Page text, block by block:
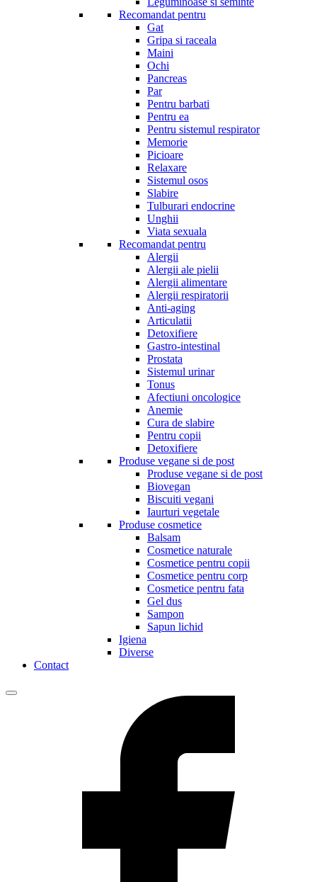
Recomandat pentru
Gat
Gripa si raceala
Maini
Ochi
Pancreas
Par
Pentru barbati
Pentru ea
Pentru sistemul respirator
Memorie
Picioare
Relaxare
Sistemul osos
Slabire
Tulburari endocrine
Unghii
Viata sexuala
Recomandat pentru
Alergii
Alergii ale pielii
Alergii alimentare
Alergii respiratorii
Anti-aging
Articulatii
Detoxifiere
Gastro-intestinal
Prostata
Sistemul urinar
Tonus
Afectiuni oncologice
Anemie
Cura de slabire
Pentru copii
Detoxifiere
Produse vegane si de post
Produse vegane si de post
Biovegan
Biscuiti vegani
Iaurturi vegetale
Produse cosmetice
Balsam
Cosmetice naturale
Cosmetice pentru copii
Cosmetice pentru corp
Cosmetice pentru fata
Gel dus
Sampon
Sapun lichid
Igiena
Diverse
Contact